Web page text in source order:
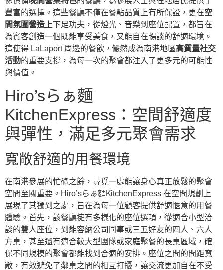
豐富的選擇。這些餐廳不僅在餐點品質上有所保證，更在空
間氛圍營造 上下足功夫，從燈光、音樂到座位配置，都旨在
為賓客創造一個既能享受美食，又能自在暢談的舒適環境。
這使得 LaLaport 周邊的餐飲，儼然成為南港地區高質量社交
活動的重要支撐，為每一次的聚會都注入了更多元的可能性
與價值。
Hiro’sらぁ麵
KitchenExpress：空間舒適度
與彈性，滿足多元聚會需求
寬敞舒適的用餐環境
在南港參展的忙碌之餘，尋覓一處能讓身心真正放鬆的聚會
空間至關重要。Hiro’sらぁ麵KitchenExpress 在空間規劃上
展現了其獨到之處，旨在為每一位顧客提供舒適愜意的用餐
體驗。首先，該餐廳擁有多樣化的座位選項，從適合小型洽
談的雙人座位，到能容納公司同事或三五好友的四人、六人
方桌，甚至還有適合較大型團隊或家庭聚餐的長桌區域，確
保不同規模的聚會都能找到合適的安排。座位之間的間距寬
敞，有效避免了鄰桌之間的相互打擾，讓交流更加自在不受